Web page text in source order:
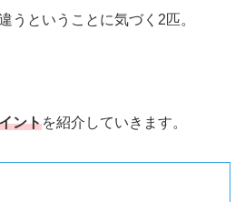
うということに気づく2匹。
ントを紹介していきます。